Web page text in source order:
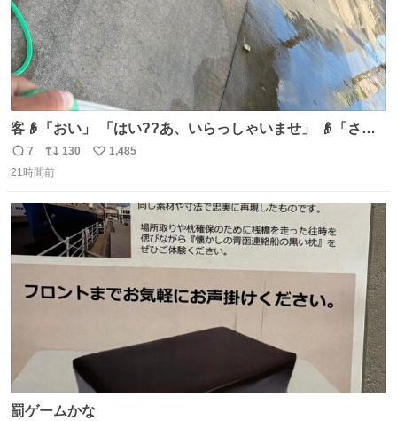
客👴「おい」 「はい??あ、いらっしゃいませ」 👴「さっ
きからずっと水出しっぱなしでもったいないだろ」 「静電
気を逃がし、熱くなった地面の温度を下げ、引火事故の防
ことをするな!!」 それでは歌います、聞いてください 「井
戸水」
返
信
7
リ
ポ
ト
数
130
い
数
1,485
21時間前
罰ゲームかな